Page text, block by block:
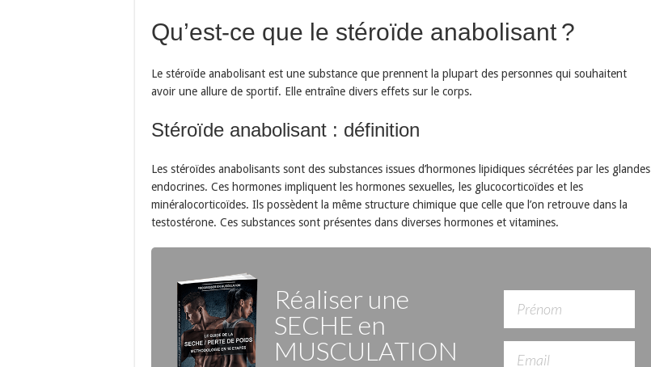
Qu’est-ce que le stéroïde anabolisant ?
Le stéroïde anabolisant est une substance que prennent la plupart des personnes qui souhaitent
avoir une allure de sportif. Elle entraîne divers effets sur le corps.
Stéroïde anabolisant : définition
Les stéroïdes anabolisants sont des substances issues d’hormones lipidiques sécrétées par les glandes
endocrines. Ces hormones impliquent les hormones sexuelles, les glucocorticoïdes et les
minéralocorticoïdes. Ils possèdent la même structure chimique que celle que l’on retrouve dans la
testostérone. Ces substances sont présentes dans diverses hormones et vitamines.
Réaliser une
SECHE en
MUSCULATION